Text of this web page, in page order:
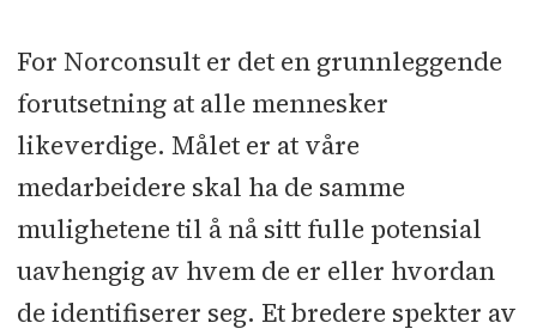
For Norconsult er det en grunnleggende
forutsetning at alle mennesker
likeverdige. Målet er at våre
medarbeidere skal ha de samme
mulighetene til å nå sitt fulle potensial
uavhengig av hvem de er eller hvordan
de identifiserer seg. Et bredere spekter av